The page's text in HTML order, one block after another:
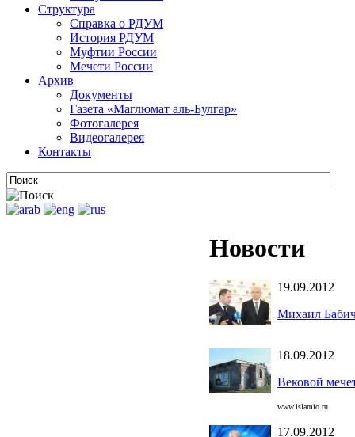
Структура
Справка о РДУМ
История РДУМ
Муфтии России
Мечети России
Архив
Документы
Газета «Маглюмат аль-Булгар»
Фотогалерея
Видеогалерея
Контакты
Новости
19.09.2012
Михаил
18.09.2012
Вековой
www.islamio.ru
17.09.2012